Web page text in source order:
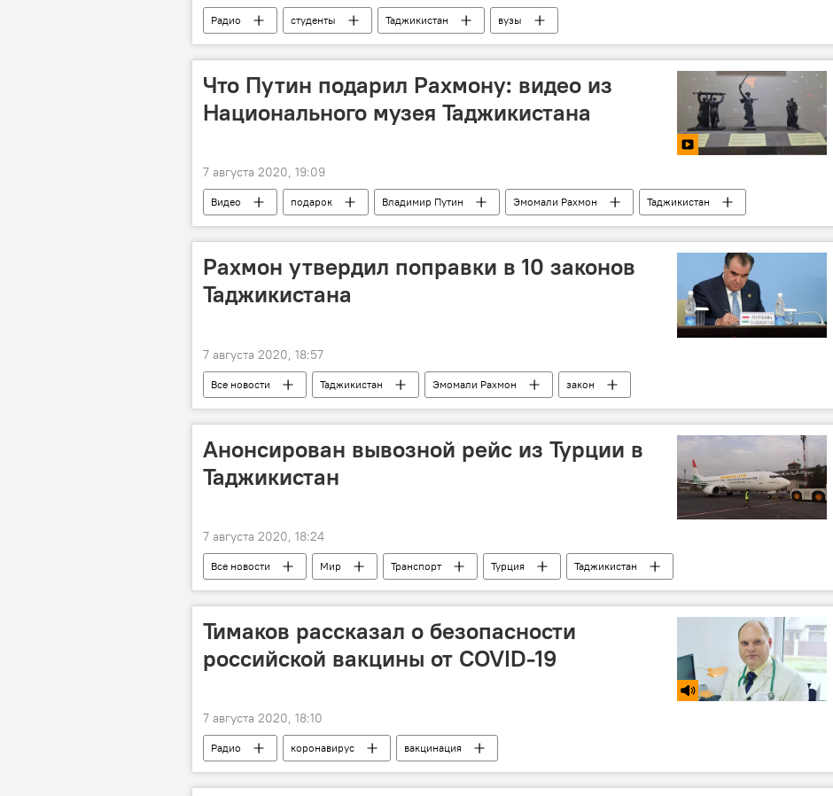
Радио студенты Таджикистан вузы
Что Путин подарил Рахмону: видео из
Национального музея Таджикистана
7 августа 2020, 19:09
Видео подарок Владимир Путин Эмомали Рахмон Таджикистан
Рахмон утвердил поправки в 10 законов
Таджикистана
7 августа 2020, 18:57
Все новости Таджикистан Эмомали Рахмон закон
Анонсирован вывозной рейс из Турции в
Таджикистан
7 августа 2020, 18:24
Все новости Мир Транспорт Турция Таджикистан
Тимаков рассказал о безопасности
российской вакцины от COVID-19
7 августа 2020, 18:10
Радио коронавирус вакцинация